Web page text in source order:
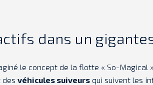
dans un
le concept de la flotte « So-Magical
des véhicules suiveurs qui suivent les